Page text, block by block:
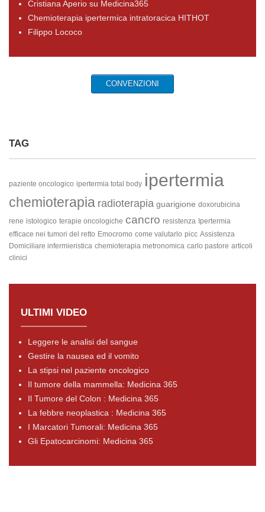
Cristiana Aperio su Medicina365
Chemioterapia ipertermica intratoracica HITHOT
Filippo Lococo
CONVENZIONI
TAG
paziente oncologico ipertermia total body ipertermia
chemioterapia radioterapia guarigione doxorubicina
rene istologico terapie oncologiche cancro resistenza Ipertermia
efficace nei tumori del retto Emocromo come valutarlo picc Assistenza
Domiciliare infermieristica chemioterapia metronomica carlo pastore articoli
clinici
ULTIMI VIDEO
Leggere le analisi del sangue
Gestire la nausea ed il vomito
La stipsi nel paziente oncologico
Il tumore della mammella: Medicina 365
Il Tumore del Colon : Medicina 365
La febbre neoplastica : Medicina 365
I Marcatori Tumorali: Medicina 365
Gli Epatocarcinomi: Medicina 365